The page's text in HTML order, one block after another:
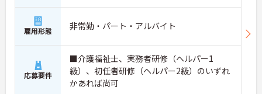
雇用形態 非常勤・パート・アルバイト
応募要件
■介護福祉士、実務者研修（ヘルパー1
級）、初任者研修（ヘルパー2級）のいずれ
かあれば尚可